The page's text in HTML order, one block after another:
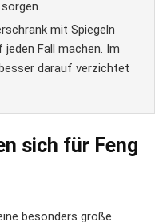
mit Spiegeln
Fall machen. Im
darauf verzichtet
sich für Feng
besonders große